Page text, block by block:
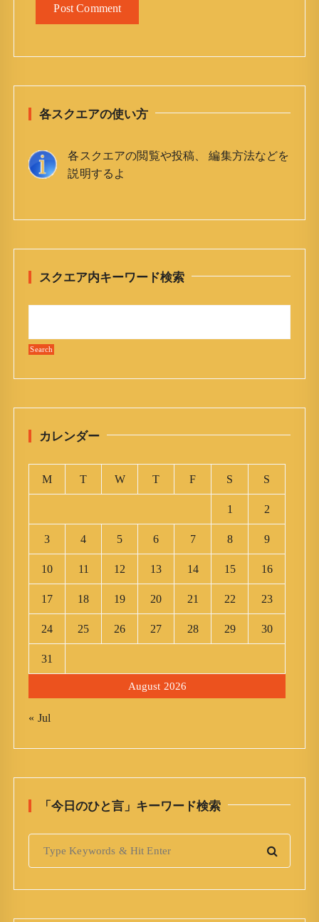
各スクエアの使い方
各スクエアの閲覧や投稿、 編集方法などを
説明するよ
スクエア内キーワード検索
カレンダー
August 2026
M T W T F S S
1 2
3 4 5 6 7 8 9
10 11 12 13 14 15 16
17 18 19 20 21 22 23
24 25 26 27 28 29 30
31
« Jul
「今日のひと言」キーワード検索